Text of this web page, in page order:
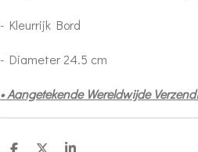
- Kleurrijk Bord
- Diameter 24.5 cm
• Aangetekende Wereldwijde